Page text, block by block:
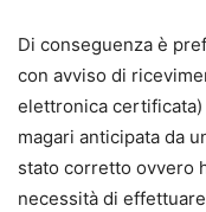
Di conseguenza è
con avviso di
elettronica certificata)
magari anticipata da
stato corretto ovvero
necessità di